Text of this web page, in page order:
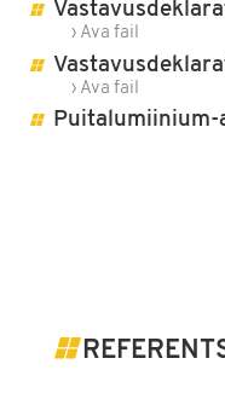
› Ava fail
› Ava fail
Puitalumiinium-